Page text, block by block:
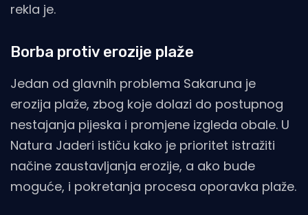
rekla je.
Borba protiv erozije plaže
Jedan od glavnih problema Sakaruna je
erozija plaže, zbog koje dolazi do postupnog
nestajanja pijeska i promjene izgleda obale. U
Natura Jaderi ističu kako je prioritet istražiti
načine zaustavljanja erozije, a ako bude
moguće, i pokretanja procesa oporavka plaže.